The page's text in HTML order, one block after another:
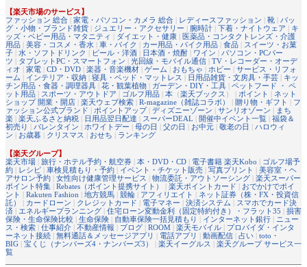
【楽天市場のサービス】
ファッション 総合 | 家電・パソコン・カメラ 総合 | レディースファッション | 靴 | バッ
グ・小物・ブランド雑貨 | ジュエリー・アクセサリー | 腕時計 | 下着・ナイトウェア | キ
ッズ・ベビー用品・マタニティ | ダイエット・健康 | 医薬品・コンタクトレンズ・介護
用品 | 美容・コスメ・香水 | 車・バイク | カー用品・バイク用品 | 食品 | スイーツ・お菓
子 | 水・ソフトドリンク | ビール・洋酒 | 日本酒・焼酎 | ワイン | パソコン・PCパー
ツ | タブレットPC・スマートフォン | 光回線・モバイル通信 | TV・レコーダー・オーデ
ィオ | 家電 | CD・DVD | 楽器・音楽機材 | ゲーム | おもちゃ | ホビー | サービス・リフォ
ーム | インテリア・収納 | 寝具・ベッド・マットレス | 日用品雑貨・文房具・手芸 | キッ
チン用品・食器・調理器具 | 花・観葉植物 | ガーデン・DIY・工具 | ペットフード ・ ペ
ット用品 | スポーツ・アウトドア | ゴルフ用品 | 本 （楽天ブックス ） | ポイント | ネット
ショップ 開業・開店 | 楽天ウェブ検索 | R-magazine（雑誌コラボ） | 贈り物・ギフト | フ
ァッション公式ブランド | ポイントアップ| ディズニーゾーン | サンリオゾーン | まち
楽 | 楽天ふるさと納税 | 日用品翌日配達 | スーパーDEAL | 開催中イベント一覧 | 福袋＆
初売り | バレンタイン | ホワイトデー | 母の日 | 父の日 | お中元 | 敬老の日 | ハロウィ
ン | お歳暮 | クリスマス | おせち | ランキング
【楽天グループ】
楽天市場 | 旅行・ホテル予約・航空券 | 本・DVD・CD | 電子書籍 楽天Kobo | ゴルフ場予
約 | レシピ | 車検見積もり・予約 | イベント・チケット販売 | 写真プリント | 美容室・ヘ
アサロン予約 | 女性向け健康管理サービス | 物流委託・アウトソーシング | 楽天スーパー
ポイント特集 | Rebates（ポイント提携サイト） | 楽天ポイントカード | おでかけでポイ
ント | Rakuten Fashion | 地方競馬 | 競輪 | アフィリエイト | ネット証券（株・FX・投資信
託）
| カードローン | クレジットカード | 電子マネー | 決済システム | スマホでカード決
済 | エネルギープランニング | 住宅ローン変動金利（固定特約付き）・フラット35 | 損害
保険・生命保険比較 | 生命保険 | 自動車保険一括見積もり | インターネット銀行 | ニュー
ス・検索 | 仕事紹介 | 不動産情報 | ブログ | ROOM | 楽天モバイル | プロバイダ・インタ
ーネット接続 | 無料通話＆メッセージアプリ | 電話アプリ | 動画配信 | 占い | toto・
BIG | 宝くじ（ナンバーズ4・ナンバーズ3） | 楽天イーグルス | 楽天グループ サービス一
覧